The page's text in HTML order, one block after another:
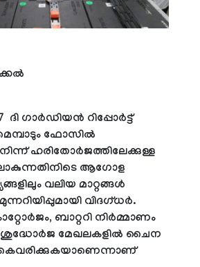
ഗാര്‍ഡിയന്‍ റിപ്പോര്‍ട്ട്
ഫോസില്‍
ഹരിതോര്‍ജത്തിലേക്കുള്ള
ആഗോള
വലിയ മാറ്റങ്ങള്‍
വിദഗ്ധര്‍.
ബാറ്ററി നിര്‍മ്മാണം
ശുദ്ധോര്‍ജ മേഖലകളില്‍ ചൈന
കൈവരിക്കുകയാണെന്നാണ്